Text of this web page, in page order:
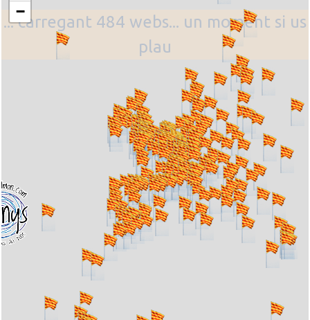
... carregant 484 webs... un moment si us
plau
−